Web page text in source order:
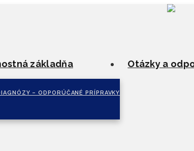
základňa
– ODPORÚČANÉ PRÍPRAVKY
Otázky a